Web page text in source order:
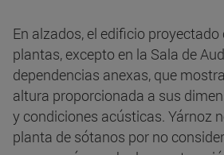
En alzados, el edificio
plantas, excepto en la Sala de
dependencias anexas, que
altura proporcionada a sus
y condiciones acústicas. Yárnoz
planta de sótanos por no